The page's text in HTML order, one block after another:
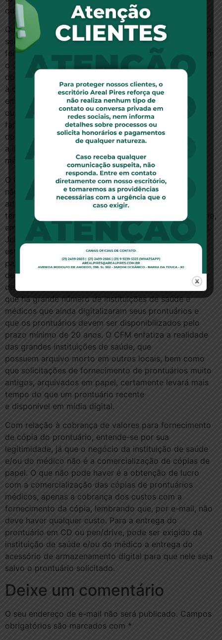
quarto grau)
Quando a instituição de saúde ou o médico receberem
solicitação de fornecimento de cópia de prontuário
feita por familiar, devem observar, antes de entregarem
o documento, se o paciente consignou, em
documento, objeção expressa
à divulgação das informações contidas
em prontuário aos familiares/representante legal,
ou se determinou, especificamente quais são os
familiares legitimados a pleitear a entrega
do prontuário perante o médico ou
a instituição de saúde. A instituição de saúde ou o
médico devem respeitar a orientação do paciente.
O Conselho Federal de Medicina entende
não haver nenhuma determinação legal ou
administrativa que estabeleça o
tempo máximo ou mínimo para a entrega do prontuário,
embora oriente que esse tempo seja o menor possível.
Julga que tal providência depende do tamanho do
estabelecimento, da existência dos documentos em
papel ou mídia digital e da disponibilidade
de funcionários e
de requisições de solicitações apresentadas. Destaca
que há grande número de instituições de saúde e
médicos que ainda digitalizaram seus prontuários e
que os prontuários devem ser disponibilizados pelo
prazo mínimo de 20 anos. O CFM enfatiza a realidade
das grandes instituições de saúde, que
possuem arquivo morto em outros locais, bem como
que solicitações de fornecimento de prontuários muito
antigos, arquivados em papel, certamente levará mais
tempo do que um prontuário recente
e disponível em mídia digital.
Com relação à cobrança de valores para fornecimento
de cópia do prontuário, entende-se por sua
legitimidade, já que o negócio da instituição de saúde
e/ou do médico não é a comercialização de cópias de
papel. O que não pode haver é a obtenção de lucro
com a comercialização das cópias de prontuários
médicos, apenas a cobrança dos custos com a
fornecimento da cópia, lembrando que, por e-mail, não
deve haver qualquer custo. Para a entrega do
prontuário em CD ou pen/drive, pode ser exigido da
instituição de saúde e/ou do médico a entrega do
acessório de armazenamento digital para que nele seja
salvo o prontuário solicitado.
Deixe um comentário
O seu endereço de e-mail não será publicado. Campos
obrigatórios são marcados com *